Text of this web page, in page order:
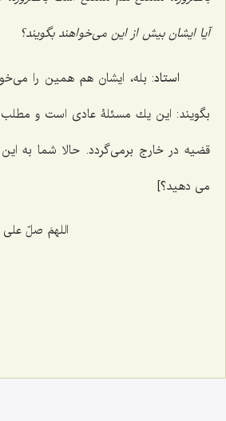
آیا ایشان بیش از این مى‌خواهند بگویند؟
استاد: بله، ایشان هم همین را
بگویند: این یك مسئلۀ عادى است و
قضیه در خارج برمى‌گردد. حالا شما به
می دهید؟]
اللهمَ صلّ